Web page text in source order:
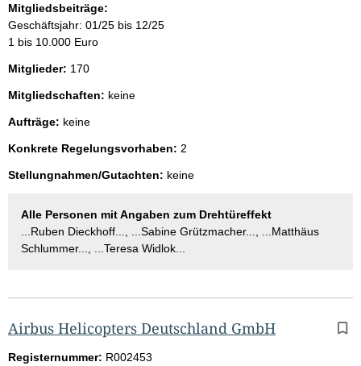
Mitgliedsbeiträge:
Geschäftsjahr: 01/25 bis 12/25
1 bis 10.000 Euro
Mitglieder: 170
Mitgliedschaften: keine
Aufträge: keine
Konkrete Regelungsvorhaben: 2
Stellungnahmen/Gutachten: keine
Alle Personen mit Angaben zum Drehtüreffekt
...Ruben Dieckhoff..., ...Sabine Grützmacher..., ...Matthäus
Schlummer..., ...Teresa Widlok...
Airbus Helicopters Deutschland GmbH
Registernummer: R002453